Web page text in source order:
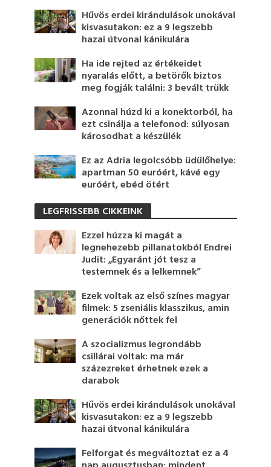
Hűvös erdei kirándulások unokával
kisvasutakon: ez a 9 legszebb
hazai útvonal kánikulára
Ha ide rejted az értékeidet
nyaralás előtt, a betörők biztos
meg fogják találni: 3 bevált trükk
Azonnal húzd ki a konektorból, ha
ezt csinálja a telefonod: súlyosan
károsodhat a készülék
Ez az Adria legolcsóbb üdülőhelye:
apartman 50 euróért, kávé egy
euróért, ebéd ötért
LEGFRISSEBB CIKKEINK
Ezzel húzza ki magát a
legnehezebb pillanatokból Endrei
Judit: „Egyaránt jót tesz a
testemnek és a lelkemnek”
Ezek voltak az első színes magyar
filmek: 5 zseniális klasszikus, amin
generációk nőttek fel
A szocializmus legrondább
csillárai voltak: ma már
százezreket érhetnek ezek a
darabok
Hűvös erdei kirándulások unokával
kisvasutakon: ez a 9 legszebb
hazai útvonal kánikulára
Felforgat és megváltoztat ez a 4